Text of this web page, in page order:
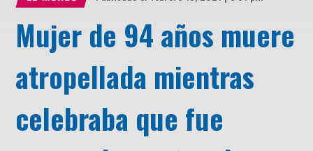
Mujer de 94 años muere
atropellada mientras
celebraba que fue